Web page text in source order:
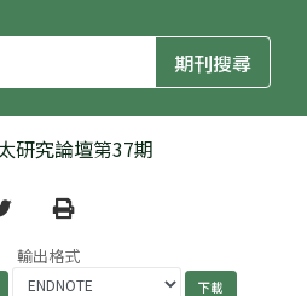
研究論壇第37期
Print
輸出格式